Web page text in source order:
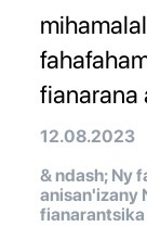
fianarana
12.08.2023
& ndash; Ny
anisan'izany